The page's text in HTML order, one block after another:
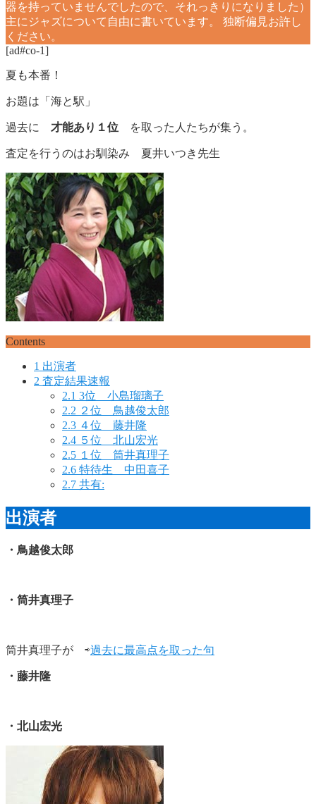
器を持っていませんでしたので、それっきりになりました）
主にジャズについて自由に書いています。 独断偏見お許し
ください。
[ad#co-1]
夏も本番！
お題は「海と駅」
過去に 才能あり１位 を取った人たちが集う。
査定を行うのはお馴染み 夏井いつき先生
Contents
1 出演者
2 査定結果速報
2.1 3位 小島瑠璃子
2.2 ２位 鳥越俊太郎
2.3 ４位 藤井隆
2.4 ５位 北山宏光
2.5 １位 筒井真理子
2.6 特待生 中田喜子
2.7 共有:
出演者
・鳥越俊太郎
・筒井真理子
筒井真理子が ⇨過去に最高点を取った句
・藤井隆
・北山宏光